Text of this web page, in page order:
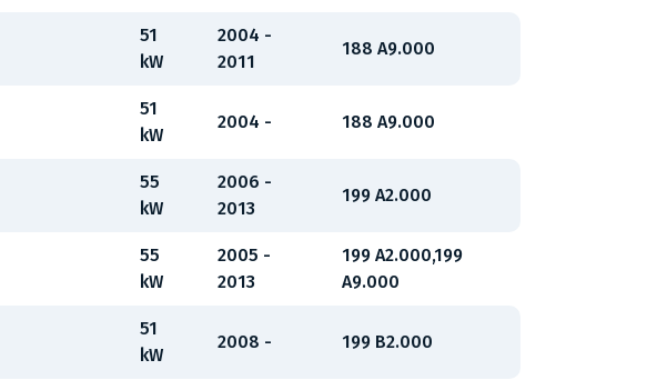
51
kW
2004 -
2011
188 A9.000
51
kW
2004 - 188 A9.000
55
kW
2006 -
2013
199 A2.000
55
kW
2005 -
2013
199 A2.000,199
A9.000
51
kW
2008 - 199 B2.000